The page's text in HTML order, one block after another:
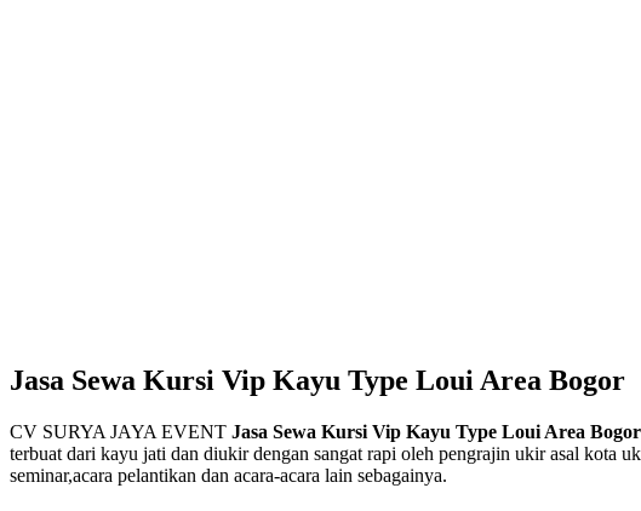
Jasa Sewa Kursi Vip Kayu Type Loui Area Bogor
CV SURYA JAYA EVENT Jasa Sewa Kursi Vip Kayu Type Loui Area Bogor
terbuat dari kayu jati dan diukir dengan sangat rapi oleh pengrajin ukir asal kota
seminar,acara pelantikan dan acara-acara lain sebagainya.